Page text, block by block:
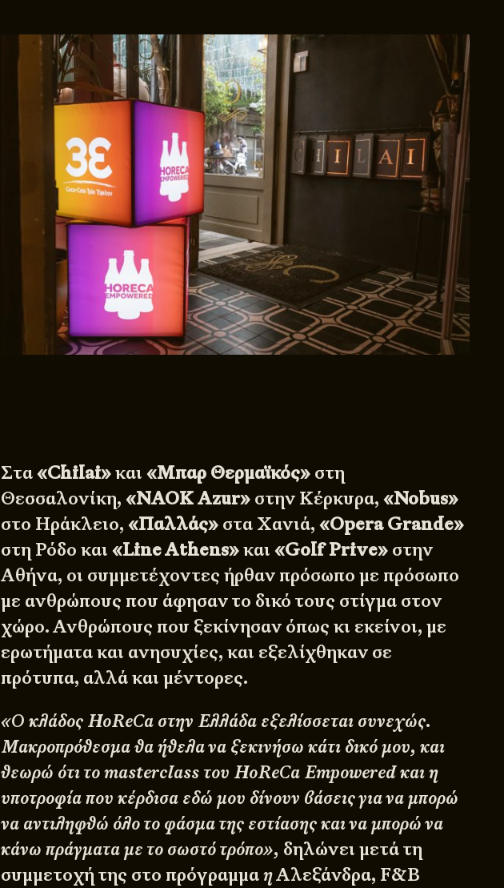
Στα«Chilai»και«Μπαρ Θερμαϊκός» στη
Θεσσαλονίκη,«ΝΑΟΚ Azur» στην Κέρκυρα,«Nobus»
στο Ηράκλειο,«Παλλάς» στα Χανιά,«Opera Grande»
στη Ρόδο και«Line Athens»και«Golf Prive» στην
Αθήνα, οι συμμετέχοντες ήρθαν πρόσωπο με πρόσωπο
με ανθρώπους που άφησαν το δικό τους στίγμα στον
χώρο. Ανθρώπους που ξεκίνησαν όπως κι εκείνοι, με
ερωτήματα και ανησυχίες, και εξελίχθηκαν σε
πρότυπα, αλλά και μέντορες.
«Ο κλάδος HoReCa στην Ελλάδα εξελίσσεται συνεχώς.
Μακροπρόθεσμα θα ήθελα να ξεκινήσω κάτι δικό μου, και
θεωρώ ότι το masterclass του HoReCa Empowered και η
υποτροφία που κέρδισα εδώ μου δίνουν βάσεις για να μπορώ
να αντιληφθώ όλο το φάσμα της εστίασης και να μπορώ να
κάνω πράγματα με το σωστό τρόπο», δηλώνει μετά τη
συμμετοχή της στο πρόγραμμαηΑλεξάνδρα, F&B